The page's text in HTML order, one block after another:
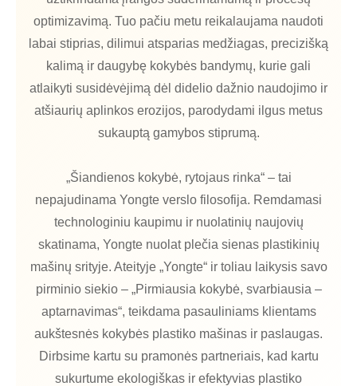
optimizavimą. Tuo pačiu metu reikalaujama naudoti
labai stiprias, dilimui atsparias medžiagas, precizišką
kalimą ir daugybę kokybės bandymų, kurie gali
atlaikyti susidėvėjimą dėl didelio dažnio naudojimo ir
atšiaurių aplinkos erozijos, parodydami ilgus metus
sukauptą gamybos stiprumą.
„Šiandienos kokybė, rytojaus rinka“ – tai
nepajudinama Yongte verslo filosofija. Remdamasi
technologiniu kaupimu ir nuolatinių naujovių
skatinama, Yongte nuolat plečia sienas plastikinių
mašinų srityje. Ateityje „Yongte“ ir toliau laikysis savo
pirminio siekio – „Pirmiausia kokybė, svarbiausia –
aptarnavimas“, teikdama pasauliniams klientams
aukštesnės kokybės plastiko mašinas ir paslaugas.
Dirbsime kartu su pramonės partneriais, kad kartu
sukurtume ekologiškas ir efektyvias plastiko